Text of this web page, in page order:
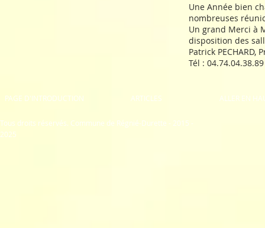
Une Année bien
nombreuses
Un grand Merci à
disposition des
Patrick PECHARD,
Tél :
PAGE D'INTRODUCTION ARTICLES ALLER EN
Tous droits réservés. Commune de Régnié-Durette - 2015 -
2025